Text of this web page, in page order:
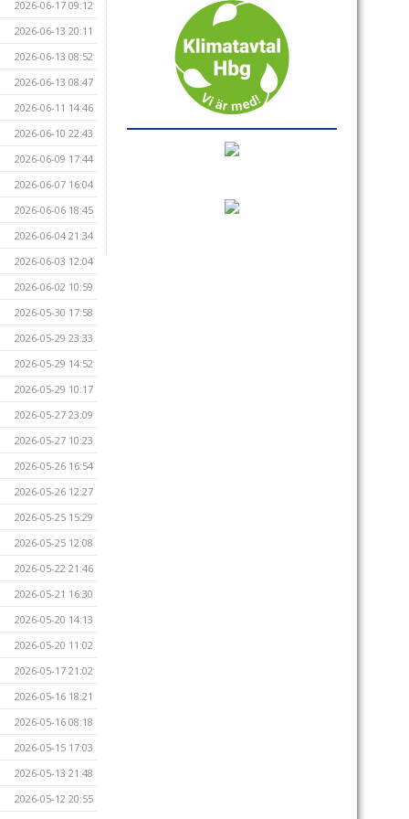
2026-06-17 09:12
2026-06-13 20:11
2026-06-13 08:52
2026-06-13 08:47
2026-06-11 14:46
2026-06-10 22:43
2026-06-09 17:44
2026-06-07 16:04
2026-06-06 18:45
2026-06-04 21:34
2026-06-03 12:04
2026-06-02 10:59
2026-05-30 17:58
2026-05-29 23:33
2026-05-29 14:52
2026-05-29 10:17
2026-05-27 23:09
2026-05-27 10:23
2026-05-26 16:54
2026-05-26 12:27
2026-05-25 15:29
2026-05-25 12:08
2026-05-22 21:46
2026-05-21 16:30
2026-05-20 14:13
2026-05-20 11:02
2026-05-17 21:02
2026-05-16 18:21
2026-05-16 08:18
2026-05-15 17:03
2026-05-13 21:48
2026-05-12 20:55